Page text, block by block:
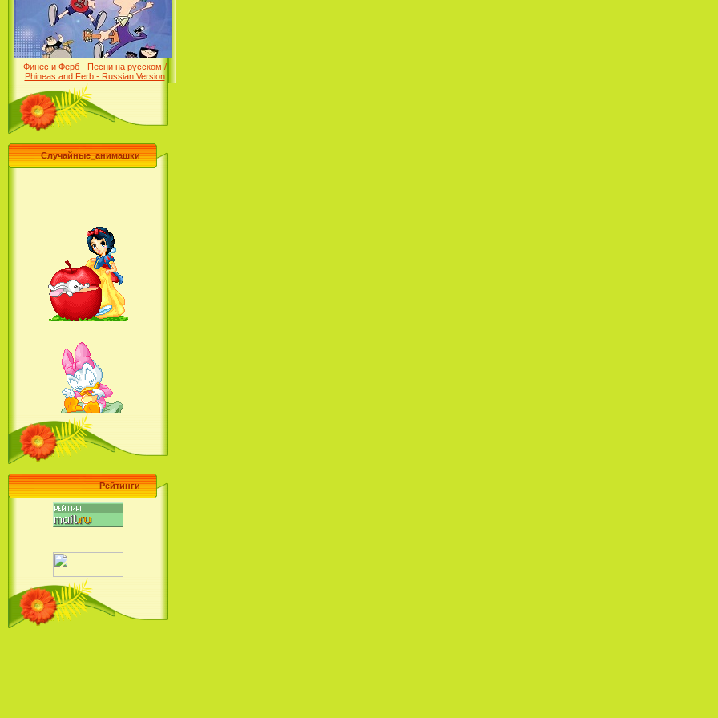
Desert (сериал) (2004)
Лило и Стич: Сериал (2
Ариэль / The Little Mermaid:
Ariel's Beginning (2008)
Наша Маша и Волшебный
Орех (2009)
Финес и Ферб - Песни на русском /
Phineas and Ferb - Russian Version
(2009-2011)
Лучшее песни из мультфильмов
Диснея / Best Of Disney [Star Edition]
(1999)
Барби поет! Коллекция песен
кинопринцесс / Barbie Sings! The
Случайные_анимашки
Рейтинги